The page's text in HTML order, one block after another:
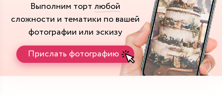
Выполним торт любой
сложности и тематики по вашей
фотографии или эскизу
Прислать фотографию